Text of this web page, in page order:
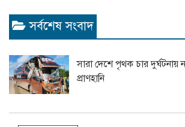
সর্বশেষ সংবাদ
সারা দেশে পৃথক চার দুর্ঘটনায়
প্রাণহানি